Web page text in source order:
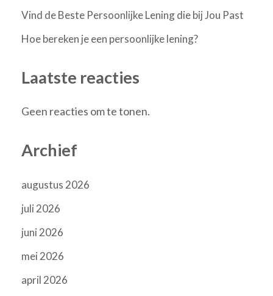
Vind de Beste Persoonlijke Lening die bij Jou Past
Hoe bereken je een persoonlijke lening?
Laatste reacties
Geen reacties om te tonen.
Archief
augustus 2026
juli 2026
juni 2026
mei 2026
april 2026